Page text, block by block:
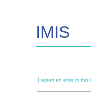
IMIS
[ report an error in this